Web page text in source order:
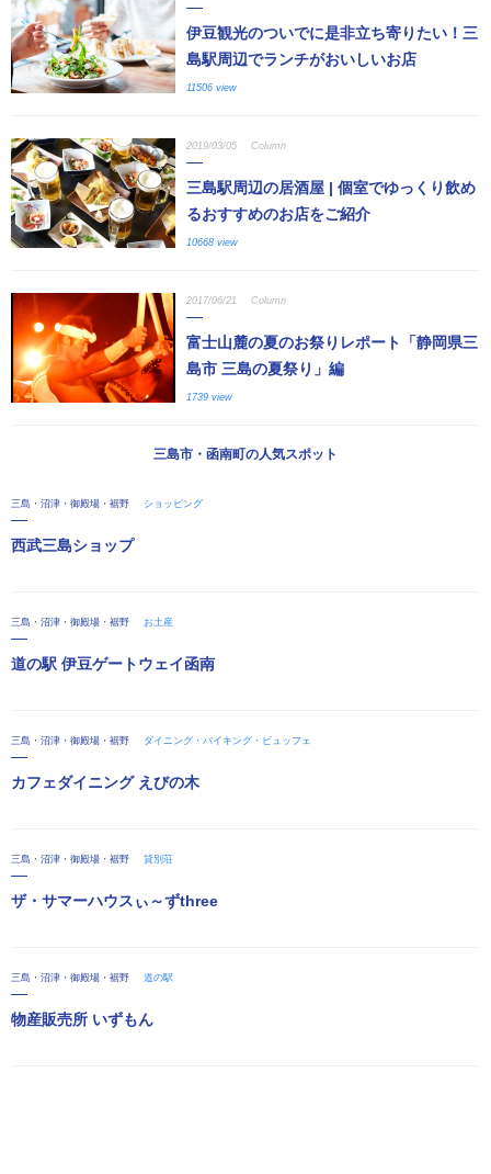
伊豆観光のついでに是非立ち寄りたい！三
島駅周辺でランチがおいしいお店
11506 view
2019/03/05 Column
三島駅周辺の居酒屋 | 個室でゆっくり飲め
るおすすめのお店をご紹介
10668 view
2017/06/21 Column
富士山麓の夏のお祭りレポート「静岡県三
島市 三島の夏祭り」編
1739 view
三島市・函南町の人気スポット
三島・沼津・御殿場・裾野 ショッピング
西武三島ショップ
三島・沼津・御殿場・裾野 お土産
道の駅 伊豆ゲートウェイ函南
三島・沼津・御殿場・裾野 ダイニング・バイキング・ビュッフェ
カフェダイニング えびの木
三島・沼津・御殿場・裾野 貸別荘
ザ・サマーハウスぃ～ずthree
三島・沼津・御殿場・裾野 道の駅
物産販売所 いずもん